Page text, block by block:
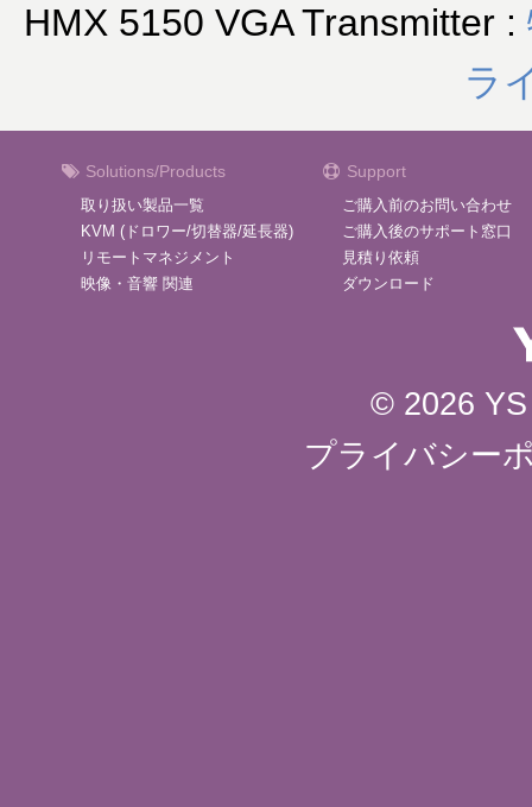
HMX 5150 VGA Transmitter :
ラ
Solutions/Products
取り扱い製品一覧
KVM (ドロワー/切替器/延長器)
リモートマネジメント
映像・音響 関連
Support
ご購入前のお問い合わせ
ご購入後のサポート窓口
見積り依頼
ダウンロード
© 2026
プライバシー